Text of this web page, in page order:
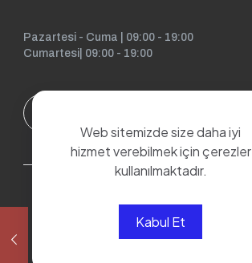
Pazartesi - Cuma | 09:00 - 19:00
Cumartesi| 09:00 - 19:00
Web sitemizde size daha iyi
hizmet verebilmek için çerezler
kullanılmaktadır.
Kabul Et